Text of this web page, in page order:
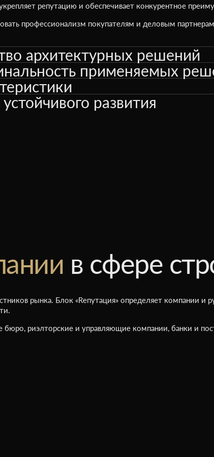
репутацию и обеспечивает конкурентное
профессионализм покупателям и деловым
архитектурных решений
применяемых
развития
в сфере
рынка. Блок «Rепутация» определяет компании и
бюро, риэлторские и управляющие компании, банки и